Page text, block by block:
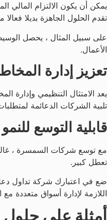
يمكن أن يكون الالتزام المالي
تقدم الحلول الجاهزة بديلا
على سبيل المثال ، يحصل
الأعمال.
تعزيز إدارة
تلبية الشركات الدعائمة
قابلية التوسع للنمو
مع توسع شركات السمسرة ،
تعطل كبير.
ضع في اعتبارك شركة تداول
اللازمة لإدارة أسواق متعددة
أمثلة على حلول Leverate الجاهزة في العمل